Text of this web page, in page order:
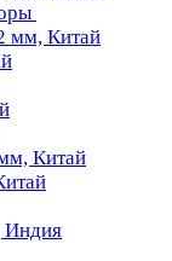
мм, Китай
Китай
Индия